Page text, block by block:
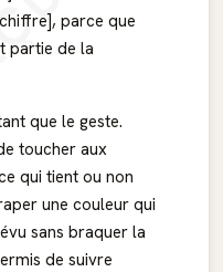
parce que
partie de la
que le geste.
toucher aux
qui tient ou non
une couleur qui
sans braquer la
de suivre